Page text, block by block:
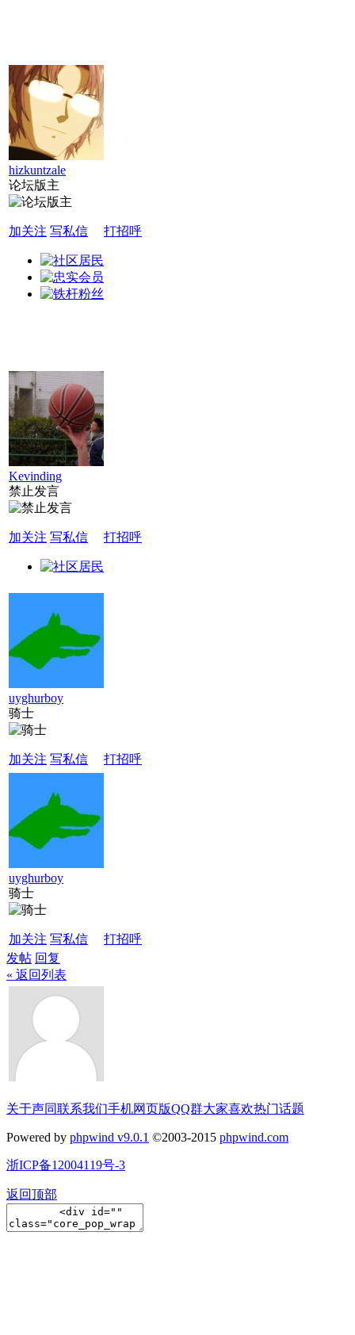
hizkuntzale
论坛版主
加关注 写私信 打招呼
Kevinding
禁止发言
加关注 写私信 打招呼
uyghurboy
骑士
加关注 写私信 打招呼
uyghurboy
骑士
加关注 写私信
打招呼
发帖 回复
« 返回列表
关于声同联系我们手机网页版QQ群大家喜欢热门话题
Powered by phpwind v9.0.1 ©2003-2015 phpwind.com
浙ICP备12004119号-3
返回顶部